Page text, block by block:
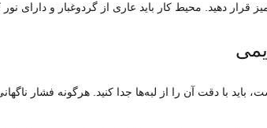
دهید. محیط کار باید عاری از گردوغبار و دارای نور
با دقت آن را از لبه‌ها جدا کنید. هرگونه فشار